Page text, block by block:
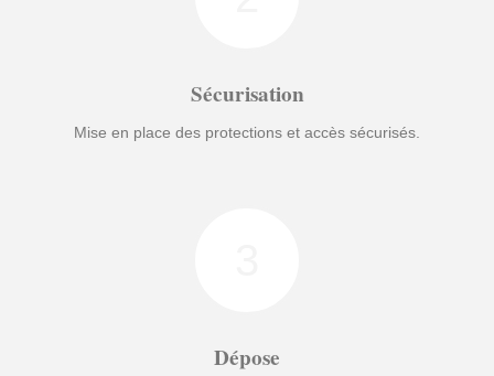
Sécurisation
Mise en place des protections et accès sécurisés.
Dépose